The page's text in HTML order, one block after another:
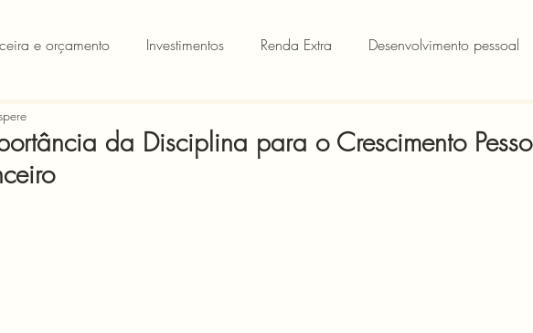
e orçamento Investimentos Renda Extra Desenvolvimento pessoal
da Disciplina para o Crescimento